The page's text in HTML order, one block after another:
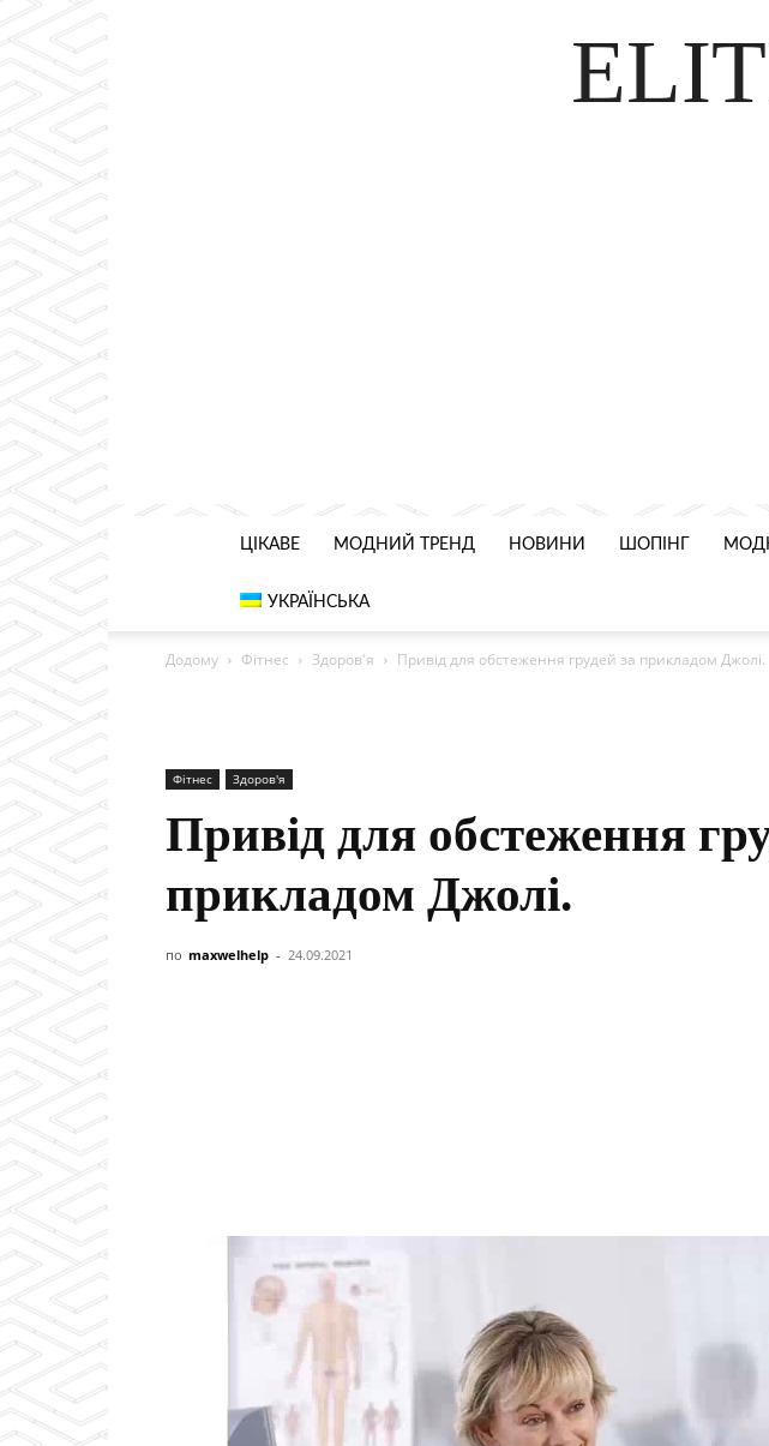
ЦІКАВЕ МОДНИЙ ТРЕНД НОВИНИ ШОПІНГ
УКРАЇНСЬКА
Додому Фітнес Здоров'я Привід для обстеження грудей за прикладом Джолі.
Фітнес Здоров'я
Привід для обстеження
прикладом Джолі.
по maxwelhelp - 24.09.2021